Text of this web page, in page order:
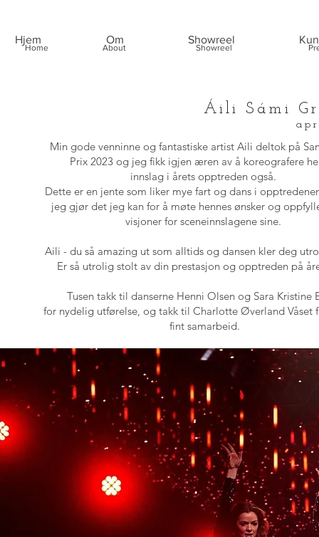
Home About Showreel
Hjem Om Showreel
Áili Sámi
Min gode venninne og fantastiske artist Aili deltok på
Prix 2023 og jeg fikk igjen æren av å koreografere
innslag i årets opptreden også.
Dette er en jente som liker mye fart og dans i
jeg gjør det jeg kan for å møte hennes ønsker og
visjoner for sceneinnslagene sine.
Aili - du så amazing ut som alltids og dansen kler deg
Er så utrolig stolt av din prestasjon og opptreden på
Tusen takk til danserne Henni Olsen og Sara Kristine
for nydelig utførelse, og takk til Charlotte Øverland Våset
fint samarbeid.